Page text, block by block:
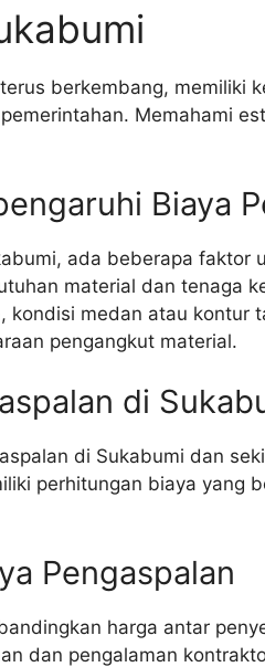
berkembang,
Memahami
Biaya
ada beberapa
material dan tenaga
kondisi medan atau
pengangkut material.
di
di Sukabumi dan
perhitungan biaya yang
Pengaspalan
harga antar
dan pengalaman